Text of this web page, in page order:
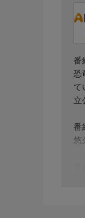
番
恐
て
立
番
悠